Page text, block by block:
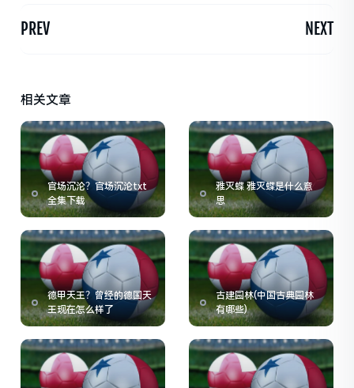
PREV NEXT
相关文章
官场沉沦？官场沉沦txt
全集下载
雅灭蝶 雅灭蝶是什么意
思
德甲天王？曾经的德国天
王现在怎么样了
古建园林(中国古典园林
有哪些)